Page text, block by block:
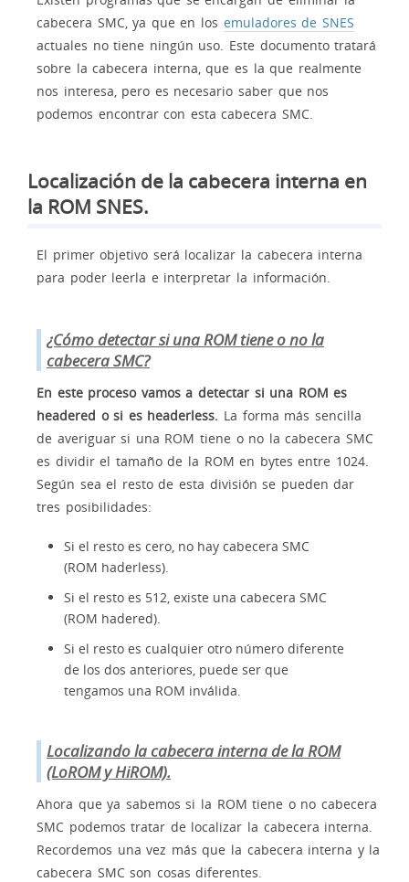
cabecera SMC, ya que en los emuladores de SNES
actuales no tiene ningún uso. Este documento tratará
sobre la cabecera interna, que es la que realmente
nos interesa, pero es necesario saber que nos
podemos encontrar con esta cabecera SMC.
Localización de la cabecera interna en
la ROM SNES.
El primer objetivo será localizar la cabecera interna
para poder leerla e interpretar la información.
¿Cómo detectar si una ROM tiene o no la
cabecera SMC?
En este proceso vamos a detectar si una ROM es
headered o si es headerless. La forma más sencilla
de averiguar si una ROM tiene o no la cabecera SMC
es dividir el tamaño de la ROM en bytes entre 1024.
Según sea el resto de esta división se pueden dar
tres posibilidades:
Si el resto es cero, no hay cabecera SMC
(ROM haderless).
Si el resto es 512, existe una cabecera SMC
(ROM hadered).
Si el resto es cualquier otro número diferente
de los dos anteriores, puede ser que
tengamos una ROM inválida.
Localizando la cabecera interna de la ROM
(LoROM y HiROM).
Ahora que ya sabemos si la ROM tiene o no cabecera
SMC podemos tratar de localizar la cabecera interna.
Recordemos una vez más que la cabecera interna y la
cabecera SMC son cosas diferentes.